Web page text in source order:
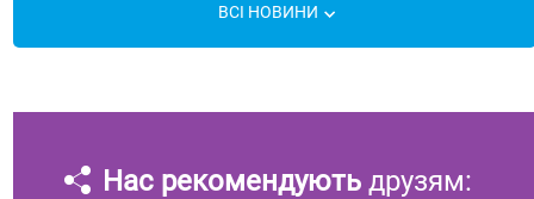
ВСІ НОВИНИ
Нас рекомендуютьдрузям: